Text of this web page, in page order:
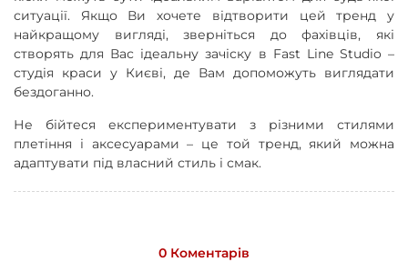
ситуації. Якщо Ви хочете відтворити цей тренд у
найкращому вигляді, зверніться до фахівців, які
створять для Вас ідеальну зачіску в Fast Line Studio –
студія краси у Києві, де Вам допоможуть виглядати
бездоганно.
Не бійтеся експериментувати з різними стилями
плетіння і аксесуарами – це той тренд, який можна
адаптувати під власний стиль і смак.
0 Коментарів